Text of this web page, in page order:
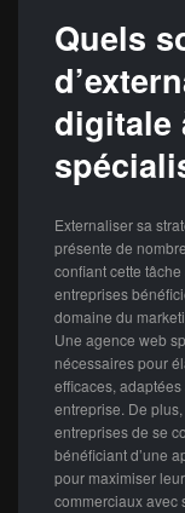
Quels
digitale
Externaliser sa
présente de
confiant cette
entreprises
domaine du
Une agence web
nécessaires pour
efficaces,
entreprise. De
entreprises de se
bénéficiant d’une
pour maximiser
commerciaux avec